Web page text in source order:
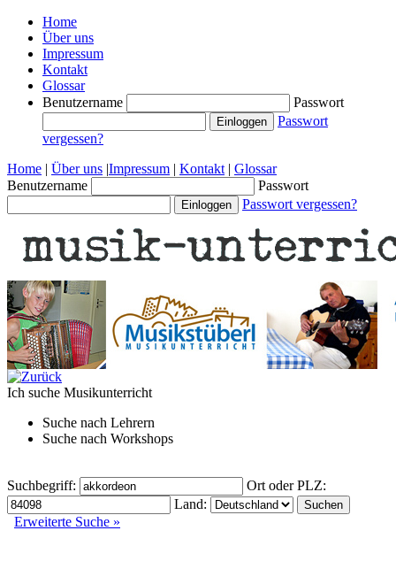
Home
Über uns
Impressum
Kontakt
Glossar
Benutzername
Passwort
Passwort
vergessen?
Home | Über uns |Impressum | Kontakt | Glossar
Benutzername
Passwort
Passwort vergessen?
Ich suche Musikunterricht
Suche nach Lehrern
Suche nach Workshops
Suchbegriff:
Ort oder PLZ:
Land:
Erweiterte Suche »